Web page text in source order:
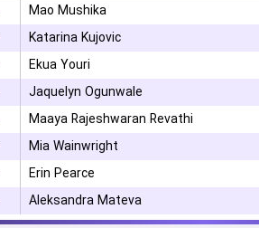
Mao Mushika
Katarina Kujovic
Ekua Youri
Jaquelyn Ogunwale
Maaya Rajeshwaran Revathi
Mia Wainwright
Erin Pearce
Aleksandra Mateva